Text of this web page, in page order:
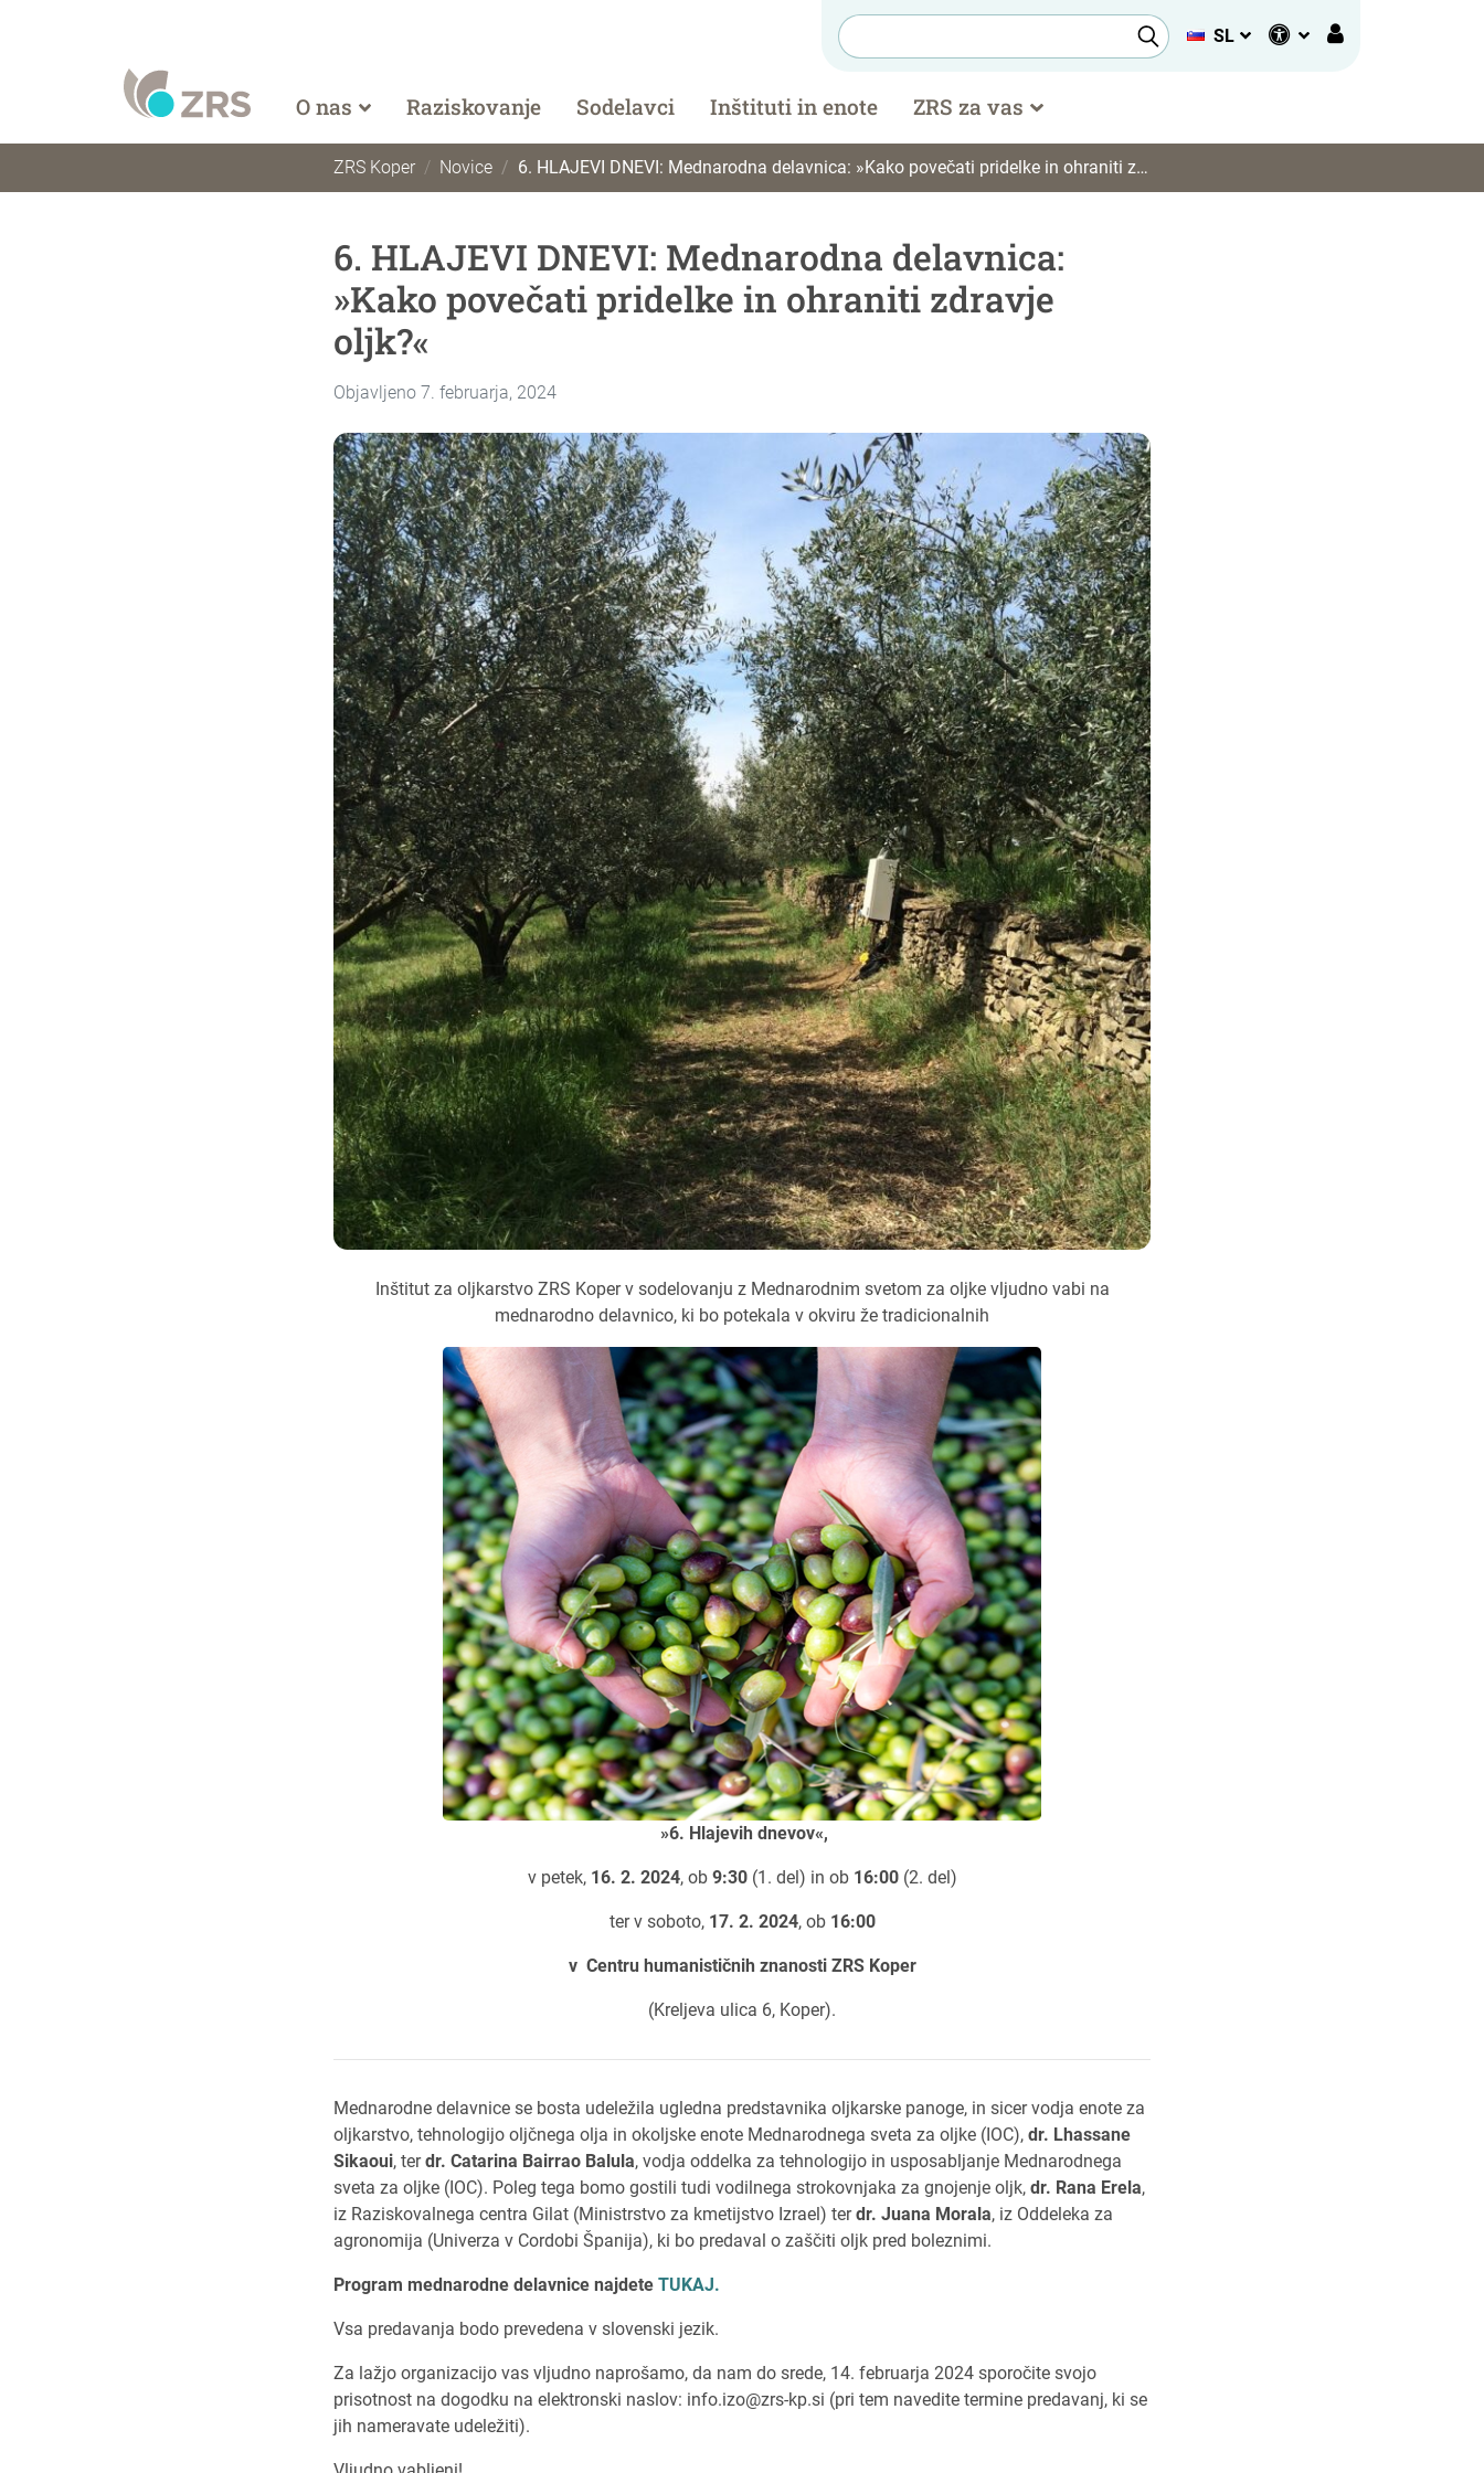
SL
O nas Raziskovanje Sodelavci Inštituti in enote ZRS za vas
ZRS Koper Novice 6. HLAJEVI DNEVI: Mednarodna delavnica: »Kako povečati pridelke in ohraniti zdravje oljk?«
6. HLAJEVI DNEVI: Mednarodna delavnica:
»Kako povečati pridelke in ohraniti zdravje
oljk?«
Objavljeno 7. februarja, 2024
Inštitut za oljkarstvo ZRS Koper v sodelovanju z Mednarodnim svetom za oljke vljudno vabi na
mednarodno delavnico, ki bo potekala v okviru že tradicionalnih
»6. Hlajevih dnevov«,
v petek, 16. 2. 2024, ob9:30(1. del) in ob 16:00 (2. del)
ter v soboto, 17. 2. 2024, ob16:00
v Centru humanističnih znanosti ZRS Koper
(Kreljeva ulica 6, Koper).
Mednarodne delavnice se bosta udeležila ugledna predstavnika oljkarske panoge, in sicer vodja enote za
oljkarstvo, tehnologijo oljčnega olja in okoljske enote Mednarodnega sveta za oljke (IOC), dr. Lhassane
Sikaoui, terdr. Catarina Bairrao Balula, vodja oddelka za tehnologijo in usposabljanje Mednarodnega
sveta za oljke (IOC). Poleg tega bomo gostili tudi vodilnega strokovnjaka za gnojenje oljk, dr. Rana Erela,
iz Raziskovalnega centra Gilat (Ministrstvo za kmetijstvo Izrael) terdr. Juana Morala, iz Oddeleka za
agronomija (Univerza v Cordobi Španija), ki bo predaval o zaščiti oljk pred boleznimi.
Program mednarodne delavnice najdete TUKAJ.
Vsa predavanja bodo prevedena v slovenski jezik.
Za lažjo organizacijo vas vljudno naprošamo, da nam do srede, 14. februarja 2024 sporočite svojo
prisotnost na dogodku na elektronski naslov: info.izo@zrs-kp.si (pri tem navedite termine predavanj, ki se
jih nameravate udeležiti).